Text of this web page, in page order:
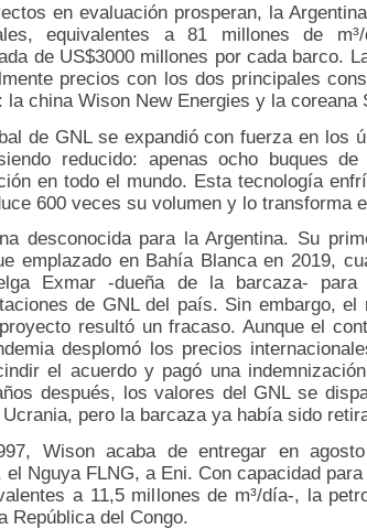
en evaluación prosperan, la
equivalentes a 81 millones de
de US$3000 millones por cada barco.
precios con los dos principales
la china Wison New Energies y la coreana
de GNL se expandió con fuerza en los
reducido: apenas ocho buques de
en todo el mundo. Esta tecnología
600 veces su volumen y lo transforma
desconocida para la Argentina. Su
emplazado en Bahía Blanca en 2019,
Exmar -dueña de la barcaza- para
de GNL del país. Sin embargo, el
resultó un fracaso. Aunque el
desplomó los precios
el acuerdo y pagó una
después, los valores del GNL se
pero la barcaza ya había sido
Wison acaba de entregar en
el Nguya FLNG, a Eni. Con capacidad
a 11,5 millones de m³/día-, la
República del Congo.